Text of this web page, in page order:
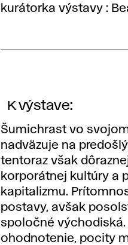
kurátorka výstavy :
K výstave:
Šumichrast vo
nadväzuje na
tentoraz však
korporátnej kultúry a
kapitalizmu.
postavy, avšak
spoločné východiská.
ohodnotenie, pocity